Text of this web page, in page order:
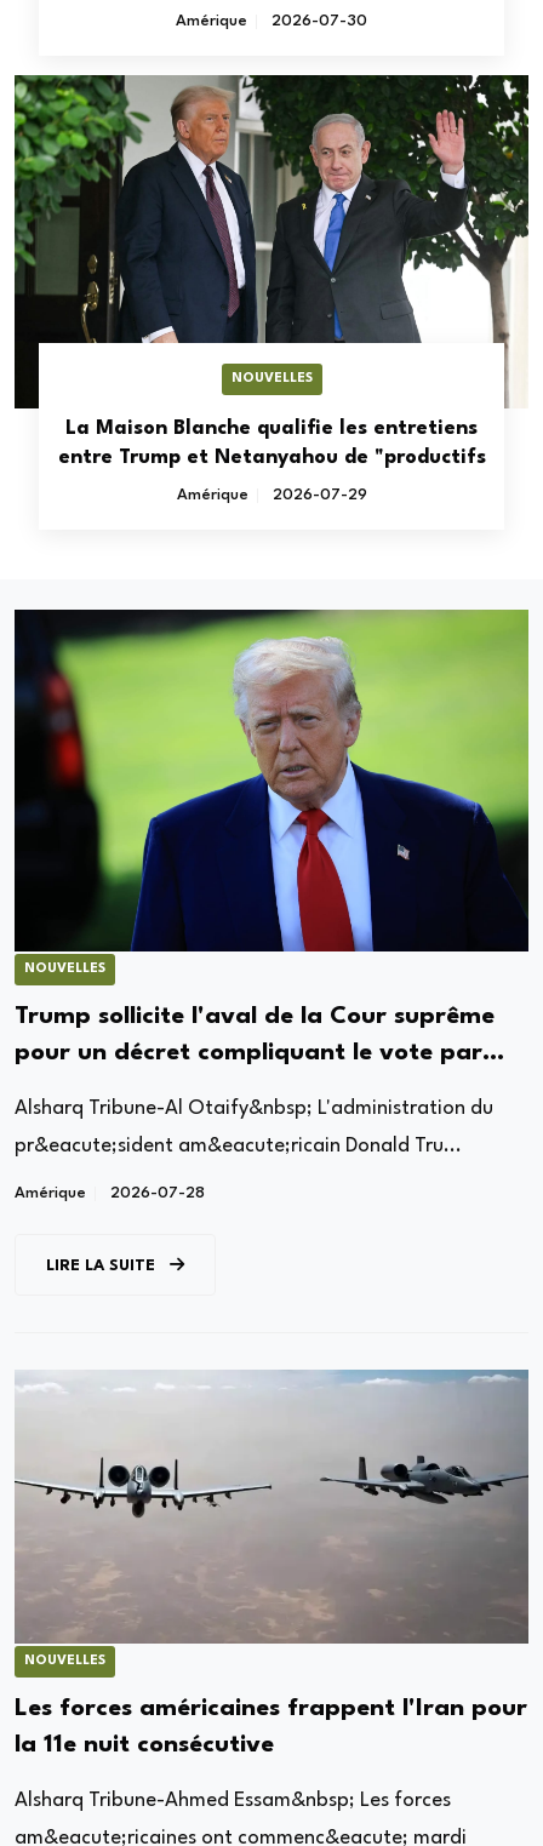
les forces américaines
Amérique 2026-07-30
NOUVELLES
La Maison Blanche qualifie les entretiens
entre Trump et Netanyahou de "productifs
Amérique 2026-07-29
NOUVELLES
Trump sollicite l'aval de la Cour suprême
pour un décret compliquant le vote par
Alsharq Tribune-Al Otaify&nbsp; L'administration du
pr&eacute;sident am&eacute;ricain Donald Tru...
Amérique 2026-07-28
LIRE LA SUITE
NOUVELLES
Les forces américaines frappent l'Iran pour
la 11e nuit consécutive
Alsharq Tribune-Ahmed Essam&nbsp; Les forces
am&eacute;ricaines ont commenc&eacute; mardi